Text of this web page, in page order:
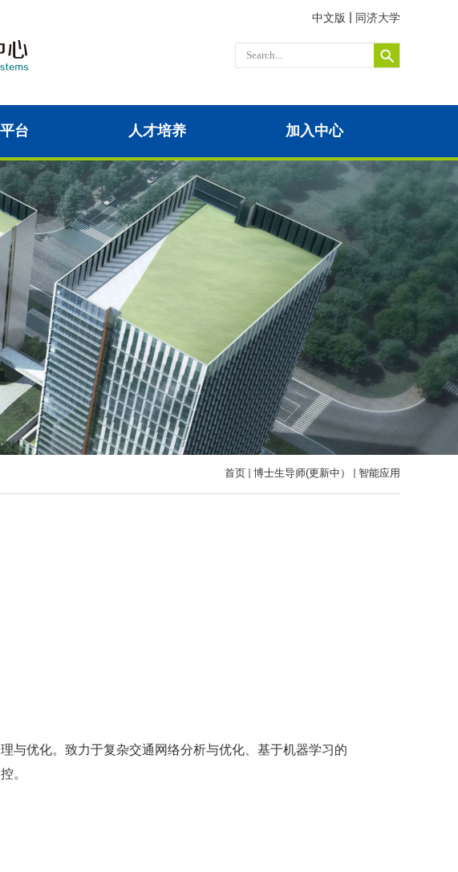
中文版 同济大学
台 人才培养 加入中心
首页 博士生导师(更新中） 智能应用
与优化。致力于复杂交通网络分析与优化、基于机器学习的
。